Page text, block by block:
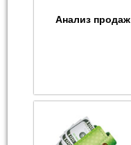
Анализ продаж